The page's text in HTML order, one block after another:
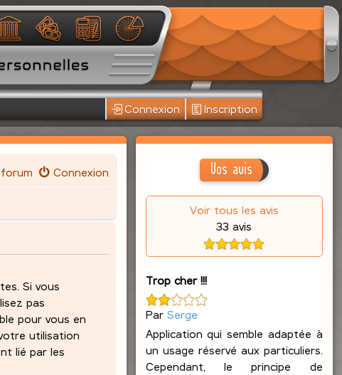
Connexion Inscription
Connexion
Si vous
pas
pour vous en
utilisation
lié par les
Vos avis
Voir tous les avis
33 avis
Trop cher !!!
Par Serge
Application qui semble adaptée à
un usage réservé aux particuliers.
Cependant, le principe de